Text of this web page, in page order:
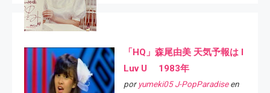
「HQ」森尾由美 天気予報は I
Luv U 1983年
por yumeki05 J-PopParadiseen